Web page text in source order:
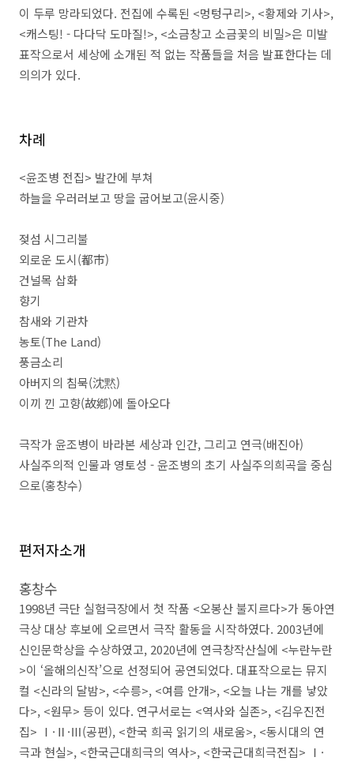
이 두루 망라되었다. 전집에 수록된 <멍텅구리>, <황제와 기사>,
<캐스팅! - 다다닥 도마질!>, <소금창고 소금꽃의 비밀>은 미발
표작으로서 세상에 소개된 적 없는 작품들을 처음 발표한다는 데
의의가 있다.
차례
<윤조병 전집> 발간에 부쳐
하늘을 우러러보고 땅을 굽어보고(윤시중)
젖섬 시그리불
외로운 도시(都市)
건널목 삽화
향기
참새와 기관차
농토(The Land)
풍금소리
아버지의 침묵(沈黙)
이끼 낀 고향(故鄕)에 돌아오다
극작가 윤조병이 바라본 세상과 인간,그리고 연극(배진아)
사실주의적 인물과 영토성 -윤조병의 초기 사실주의희곡을 중심
으로(홍창수)
편저자소개
홍창수
1998년 극단 실험극장에서 첫 작품 <오봉산 불지르다>가 동아연
극상 대상 후보에 오르면서 극작 활동을 시작하였다. 2003년에
신인문학상을 수상하였고, 2020년에 연극창작산실에 <누란누란
>이 ‘올해의신작’으로 선정되어 공연되었다. 대표작으로는 뮤지
컬 <신라의 달밤>, <수릉>, <여름 안개>, <오늘 나는 개를 낳았
다>, <원무> 등이 있다. 연구서로는 <역사와 실존>, <김우진전
집> Ⅰ · Ⅱ ·Ⅲ(공편), <한국 희곡 읽기의 새로움>, <동시대의 연
극과 현실>, <한국근대희극의 역사>, <한국근대희극전집> Ⅰ ·